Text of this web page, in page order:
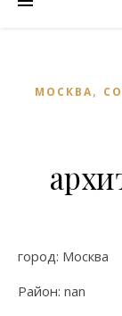
МОСКВА,
город: Москва
Район: nan